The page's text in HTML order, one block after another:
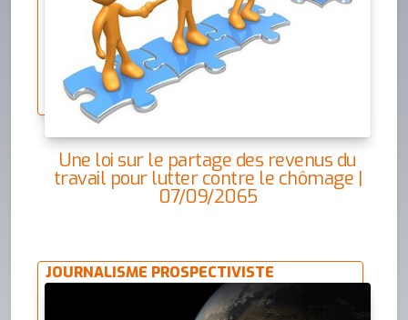
Une loi sur le partage des revenus du
travail pour lutter contre le chômage |
07/09/2065
JOURNALISME PROSPECTIVISTE